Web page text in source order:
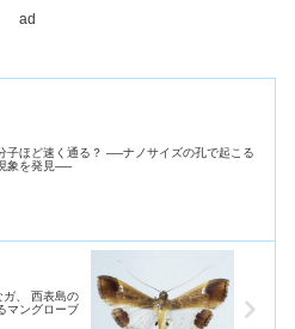
ad
子ほど速く通る？ ──ナノサイズの孔で起こる
象を発見──
ガ、 西表島の
マングローブ